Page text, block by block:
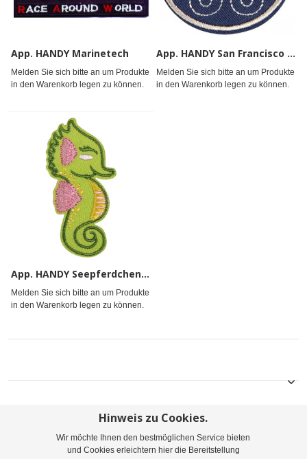
App. HANDY Marinetech
Melden Sie sich bitte an um Produkte
in den Warenkorb legen zu können.
App. HANDY San Francisco Bay
Melden Sie sich bitte an um Produkte
in den Warenkorb legen zu können.
App. HANDY Seepferdchen grün rosa
Melden Sie sich bitte an um Produkte
in den Warenkorb legen zu können.
Sitemap Suchbegriffe Erweiterte Suche
Hinweis zu Cookies.
Wir möchte Ihnen den bestmöglichen Service bieten
und Cookies erleichtern hier die Bereitstellung